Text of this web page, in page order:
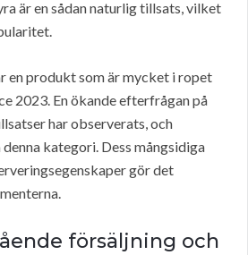
är en sådan naturlig tillsats, vilket
en produkt som är mycket i ropet
2023. En ökande efterfrågan på
har observerats, och
kategori. Dess mångsidiga
gör det
försäljning och